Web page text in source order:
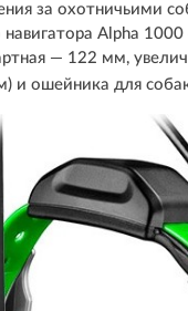
за охотничьими
Alpha 1000
— 122 мм,
и ошейника для